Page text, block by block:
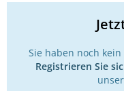
Sie haben noch
Registrieren Sie